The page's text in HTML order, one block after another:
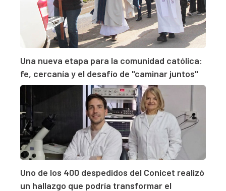
Una nueva etapa para la comunidad católica:
fe, cercanía y el desafío de "caminar juntos"
Uno de los 400 despedidos del Conicet realizó
un hallazgo que podría transformar el